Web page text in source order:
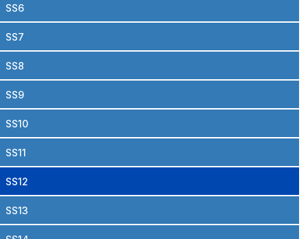
SS6
SS7
SS8
SS9
SS10
SS11
SS12
SS13